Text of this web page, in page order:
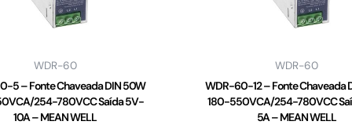
WDR-60
5 – Fonte Chaveada DIN 50W
254-780VCC Saída 5V-
10A – MEAN WELL
WDR-60
WDR-60-12 – Fonte Chaveada
180-550VCA/254-780VCC
5A – MEAN WELL